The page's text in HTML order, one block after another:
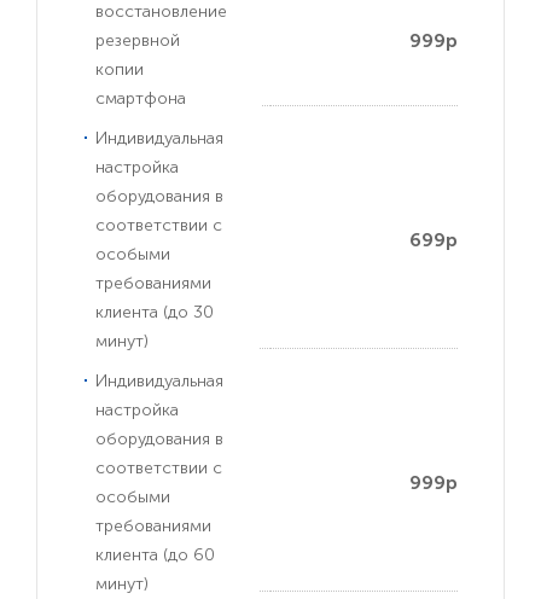
восстановление
резервной
копии
смартфона
999р
Индивидуальная
настройка
оборудования в
соответствии с
особыми
требованиями
клиента (до 30
минут)
699р
Индивидуальная
настройка
оборудования в
соответствии с
особыми
требованиями
клиента (до 60
минут)
999р